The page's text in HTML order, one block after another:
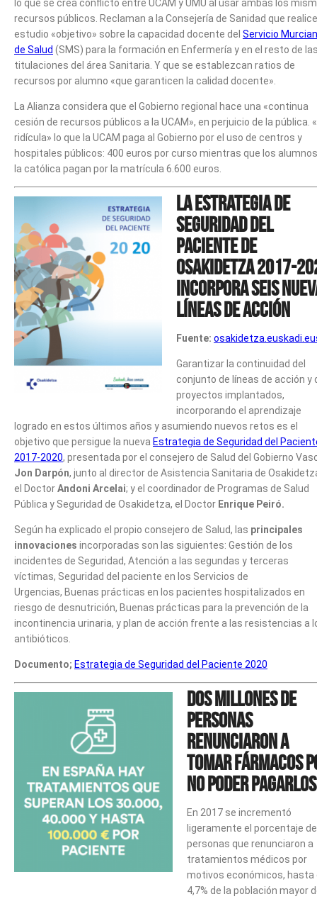
lo que se crea conflicto entre UCAM y UMU al usar ambas los
recursos públicos. Reclaman a la Consejería de Sanidad que
estudio «objetivo» sobre la capacidad docente del Servicio
de Salud (SMS) para la formación en Enfermería y en el resto de
titulaciones del área Sanitaria. Y que se establezcan ratios de
recursos por alumno «que garanticen la calidad docente».
La Alianza considera que el Gobierno regional hace una «continua
cesión de recursos públicos a la UCAM», en perjuicio de la pública.
ridícula» lo que la UCAM paga al Gobierno por el uso de centros y
hospitales públicos: 400 euros por curso mientras que los
la católica pagan por la matrícula 6.600 euros.
La Estrategia de
Seguridad del
Paciente de
Osakidetza 2017-
incorpora seis
líneas de acción
Fuente:
Garantizar la continuidad del
conjunto de líneas de acción y
proyectos implantados,
incorporando el aprendizaje
logrado en estos últimos años y asumiendo nuevos retos es el
objetivo que persigue la nueva Estrategia de Seguridad del
2017-2020, presentada por el consejero de Salud del Gobierno
Jon Darpón, junto al director de Asistencia Sanitaria de
el DoctorAndoni Arcelai; y el coordinador de Programas de Salud
Pública y Seguridad de Osakidetza, el Doctor Enrique Peiró.
Según ha explicado el propio consejero de Salud, las principales
innovaciones incorporadas son las siguientes: Gestión de los
incidentes de Seguridad, Atención a las segundas y terceras
víctimas, Seguridad del paciente en los Servicios de
Urgencias, Buenas prácticas en los pacientes hospitalizados en
riesgo de desnutrición, Buenas prácticas para la prevención de la
incontinencia urinaria, y plan de acción frente a las resistencias a
antibióticos.
Documento; Estrategia de Seguridad del Paciente 2020
Dos millones de
personas
renunciaron a
tomar fármacos
no poder pagarlos
En 2017 se incrementó
ligeramente el porcentaje de
personas que renunciaron a
tratamientos médicos por
motivos económicos, hasta
4,7% de la población mayor